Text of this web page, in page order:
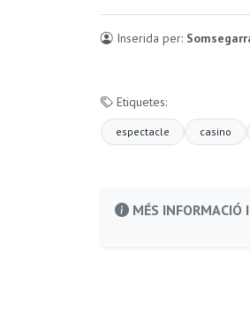
Inserida per:
Etiquetes:
espectacle casino
MÉS INFORMACIÓ